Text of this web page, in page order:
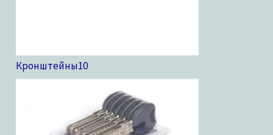
Кронштейны10